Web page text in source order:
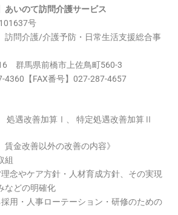
あいのて訪問介護サービス
号
訪問介護/介護予防・日常生活支援総合事
群馬県前橋市上佐鳥町560-3
4360【FAX番号】027-287-4657
処遇改善加算Ⅰ、 特定処遇改善加算Ⅱ
賃金改善以外の改善の内容》
組
念やケア方針・人材育成方針、その実現
などの明確化
用・人事ローテーション・研修のための